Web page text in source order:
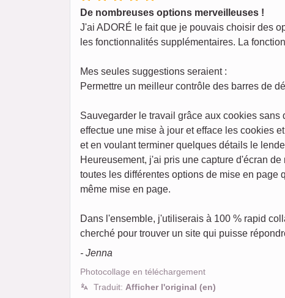
De nombreuses options merveilleuses !
J'ai ADORÉ le fait que je pouvais choisir des
les fonctionnalités supplémentaires. La
Mes seules suggestions seraient :
Permettre un meilleur contrôle des barres de
Sauvegarder le travail grâce aux cookies
effectue une mise à jour et efface les cookies
et en voulant terminer quelques détails le
Heureusement, j'ai pris une capture d'écran
toutes les différentes options de mise en page
même mise en page.
Dans l'ensemble, j'utiliserais à 100 % rapid
cherché pour trouver un site qui puisse
- Jenna
Photocollage en téléchargement
Traduit: Afficher l'original (en)